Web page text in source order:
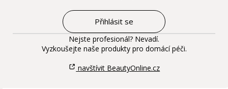
Přihlásit se
Nejste profesionál? Nevadí.
Vyzkoušejte naše produkty pro domácí péči.
navštívit BeautyOnline.cz